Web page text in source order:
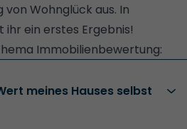
Wohnglück aus. In
ein erstes Ergebnis!
Immobilienbewertung:
meines Hauses selbst